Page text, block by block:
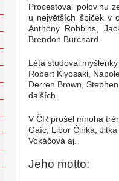
Procestoval polovinu
u největších špiček v
Anthony Robbins,
Brendon Burchard.
Léta studoval
Robert Kiyosaki,
Derren Brown,
dalších.
V ČR prošel mnoha
Gaíc, Libor Činka,
Vokáčová aj.
Jeho motto: